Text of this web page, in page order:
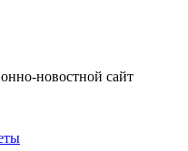
новостной сайт